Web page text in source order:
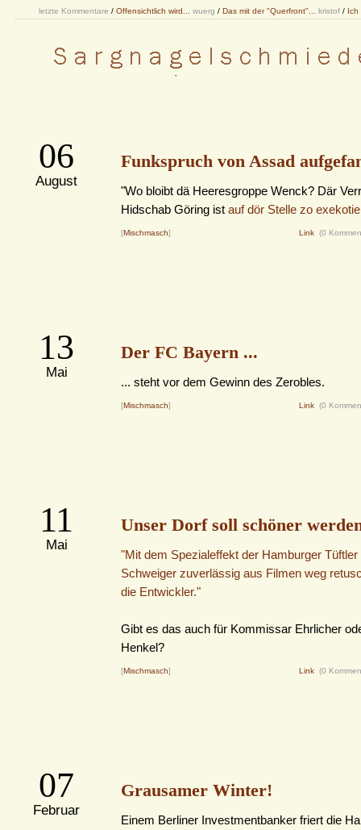
letzte Kommentare / Offensichtlich wird... wuerg / Das mit der "Querfront"... kristof / Ich
06
August
Funkspruch von Assad
"Wo bloibt dä Heeresgroppe Wenck? Där
Hidschab Göring ist auf dör Stelle zo
[Mischmasch] Link (0
13
Mai
Der FC Bayern ...
... steht vor dem Gewinn des Zerobles.
[Mischmasch] Link (0
11
Mai
Unser Dorf soll schöner
"Mit dem Spezialeffekt der Hamburger
Schweiger zuverlässig aus Filmen weg
die Entwickler."
Gibt es das auch für Kommissar Ehrlicher
Henkel?
[Mischmasch] Link (0
07
Februar
Grausamer Winter!
Einem Berliner Investmentbanker friert die